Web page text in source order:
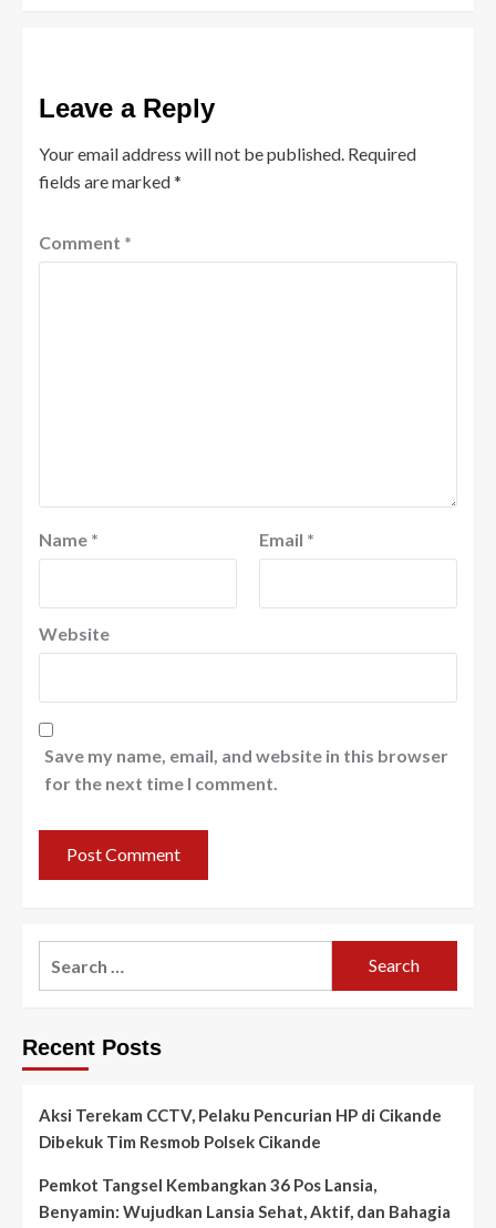
Leave a Reply
Your email address will not be published. Required
fields are marked*
Comment *
Name * Email *
Website
Save my name, email, and website in this browser
for the next time I comment.
Recent Posts
Aksi Terekam CCTV, Pelaku Pencurian HP di Cikande
Dibekuk Tim Resmob Polsek Cikande
Pemkot Tangsel Kembangkan 36 Pos Lansia,
Benyamin: Wujudkan Lansia Sehat, Aktif, dan Bahagia